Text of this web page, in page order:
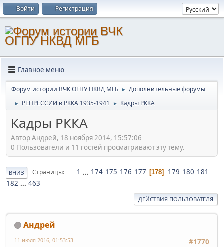
Войти Регистрация
Главное меню
Форум истории ВЧК ОГПУ НКВД МГБ ► Дополнительные форумы
► РЕПРЕССИИ в РККА 1935-1941 ► Кадры РККА
Кадры РККА
Автор Андрей, 18 ноября 2014, 15:57:06
0 Пользователи и 11 гостей просматривают эту тему.
ВНИЗ Страницы 1 ... 174 175 176 177 178 179 180 181
182 ... 463
ДЕЙСТВИЯ ПОЛЬЗОВАТЕЛЯ
Андрей
#1770
11 июля 2016, 01:53:53